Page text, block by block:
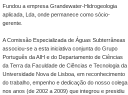
Fundou a empresa Grandewater-Hidrogeologia
aplicada, Lda, onde permanece como sócio-
gerente.
A Comissão Especializada de Águas Subterrâneas
associou-se a esta iniciativa conjunta do Grupo
Português da AIH e do Departamento de Ciências
da Terra da Faculdade de Ciências e Tecnologia da
Universidade Nova de Lisboa, em reconhecimento
do trabalho, empenho e dedicação do nosso colega
nos anos (de 2002 a 2009) que integrou e presidiu